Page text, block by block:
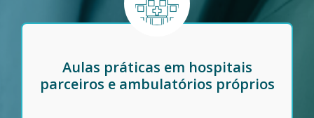
Aulas práticas em hospitais
parceiros e ambulatórios próprios